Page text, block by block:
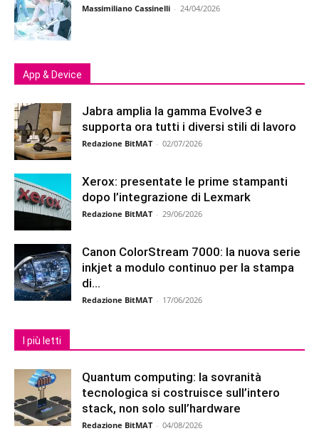
Massimiliano Cassinelli - 24/04/2026
App & Device
Jabra amplia la gamma Evolve3 e
supporta ora tutti i diversi stili di lavoro
Redazione BitMAT - 02/07/2026
Xerox: presentate le prime stampanti
dopo l’integrazione di Lexmark
Redazione BitMAT - 29/06/2026
Canon ColorStream 7000: la nuova serie
inkjet a modulo continuo per la stampa
di...
Redazione BitMAT - 17/06/2026
I più letti
Quantum computing: la sovranità
tecnologica si costruisce sull’intero
stack, non solo sull’hardware
Redazione BitMAT - 04/08/2026